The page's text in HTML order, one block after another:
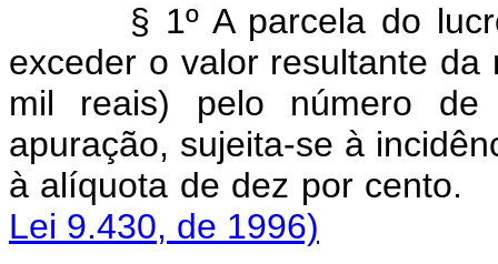
§ 1º A parcela do
exceder o valor resultante
mil reais) pelo número
apuração, sujeita-se à
à alíquota de dez
Lei 9.430, de 1996)